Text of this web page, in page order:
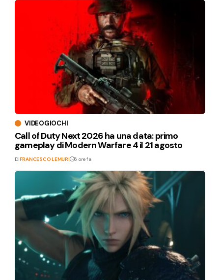
VIDEOGIOCHI
Call of Duty Next 2026 ha una data: primo
gameplay di Modern Warfare 4 il 21 agosto
DiFRANCESCO LEMURI 6 ore fa